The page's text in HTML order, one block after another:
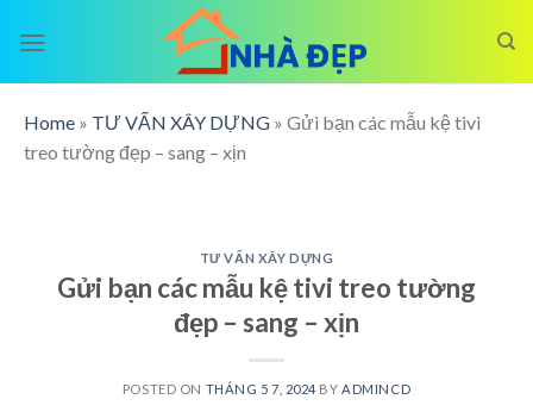
Home » TƯ VẤN XÂY DỰNG » Gửi bạn các mẫu kệ tivi
treo tường đẹp – sang – xịn
TƯ VẤN XÂY DỰNG
Gửi bạn các mẫu kệ tivi treo tường
đẹp – sang – xịn
POSTED ON THÁNG 5 7, 2024 BYADMINCD